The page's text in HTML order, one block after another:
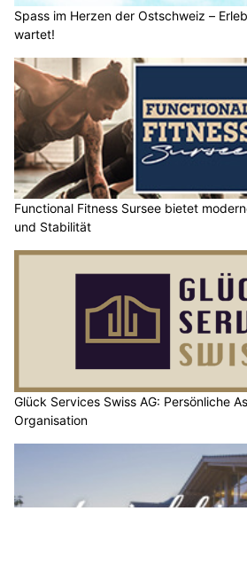
Spass im Herzen der Ostschweiz –
wartet!
Functional Fitness Sursee bietet
und Stabilität
Glück Services Swiss AG: Persönliche
Organisation